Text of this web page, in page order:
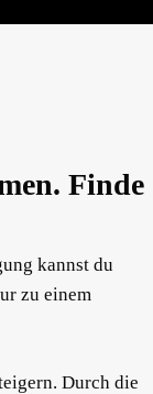
Finde
kannst du
zu einem
Durch die